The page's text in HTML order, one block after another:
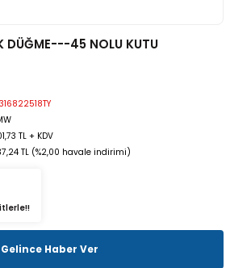
DÜĞME---45 NOLU KUTU
TL + KDV
TL (%2,00 havale indirimi)
Gelince Haber Ver